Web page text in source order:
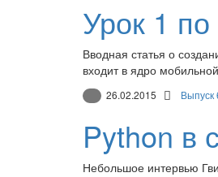
Урок 1
Вводная статья о
входит в ядро
26.02.2015 Выпуск
Python в
Небольшое интервью